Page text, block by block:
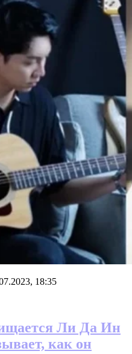
18:35
Ли Да Ин
как он